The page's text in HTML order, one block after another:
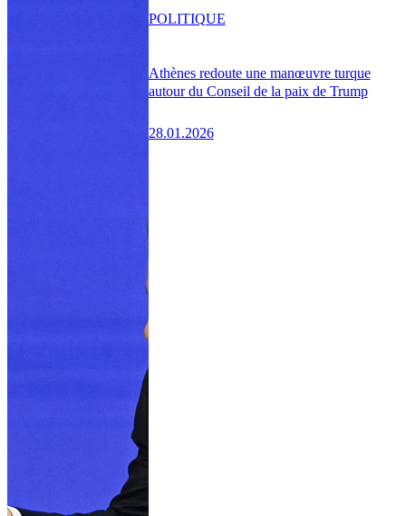
Athènes redoute une manœuvre turque
autour du Conseil de la paix de Trump
28.01.2026
POLITIQUE